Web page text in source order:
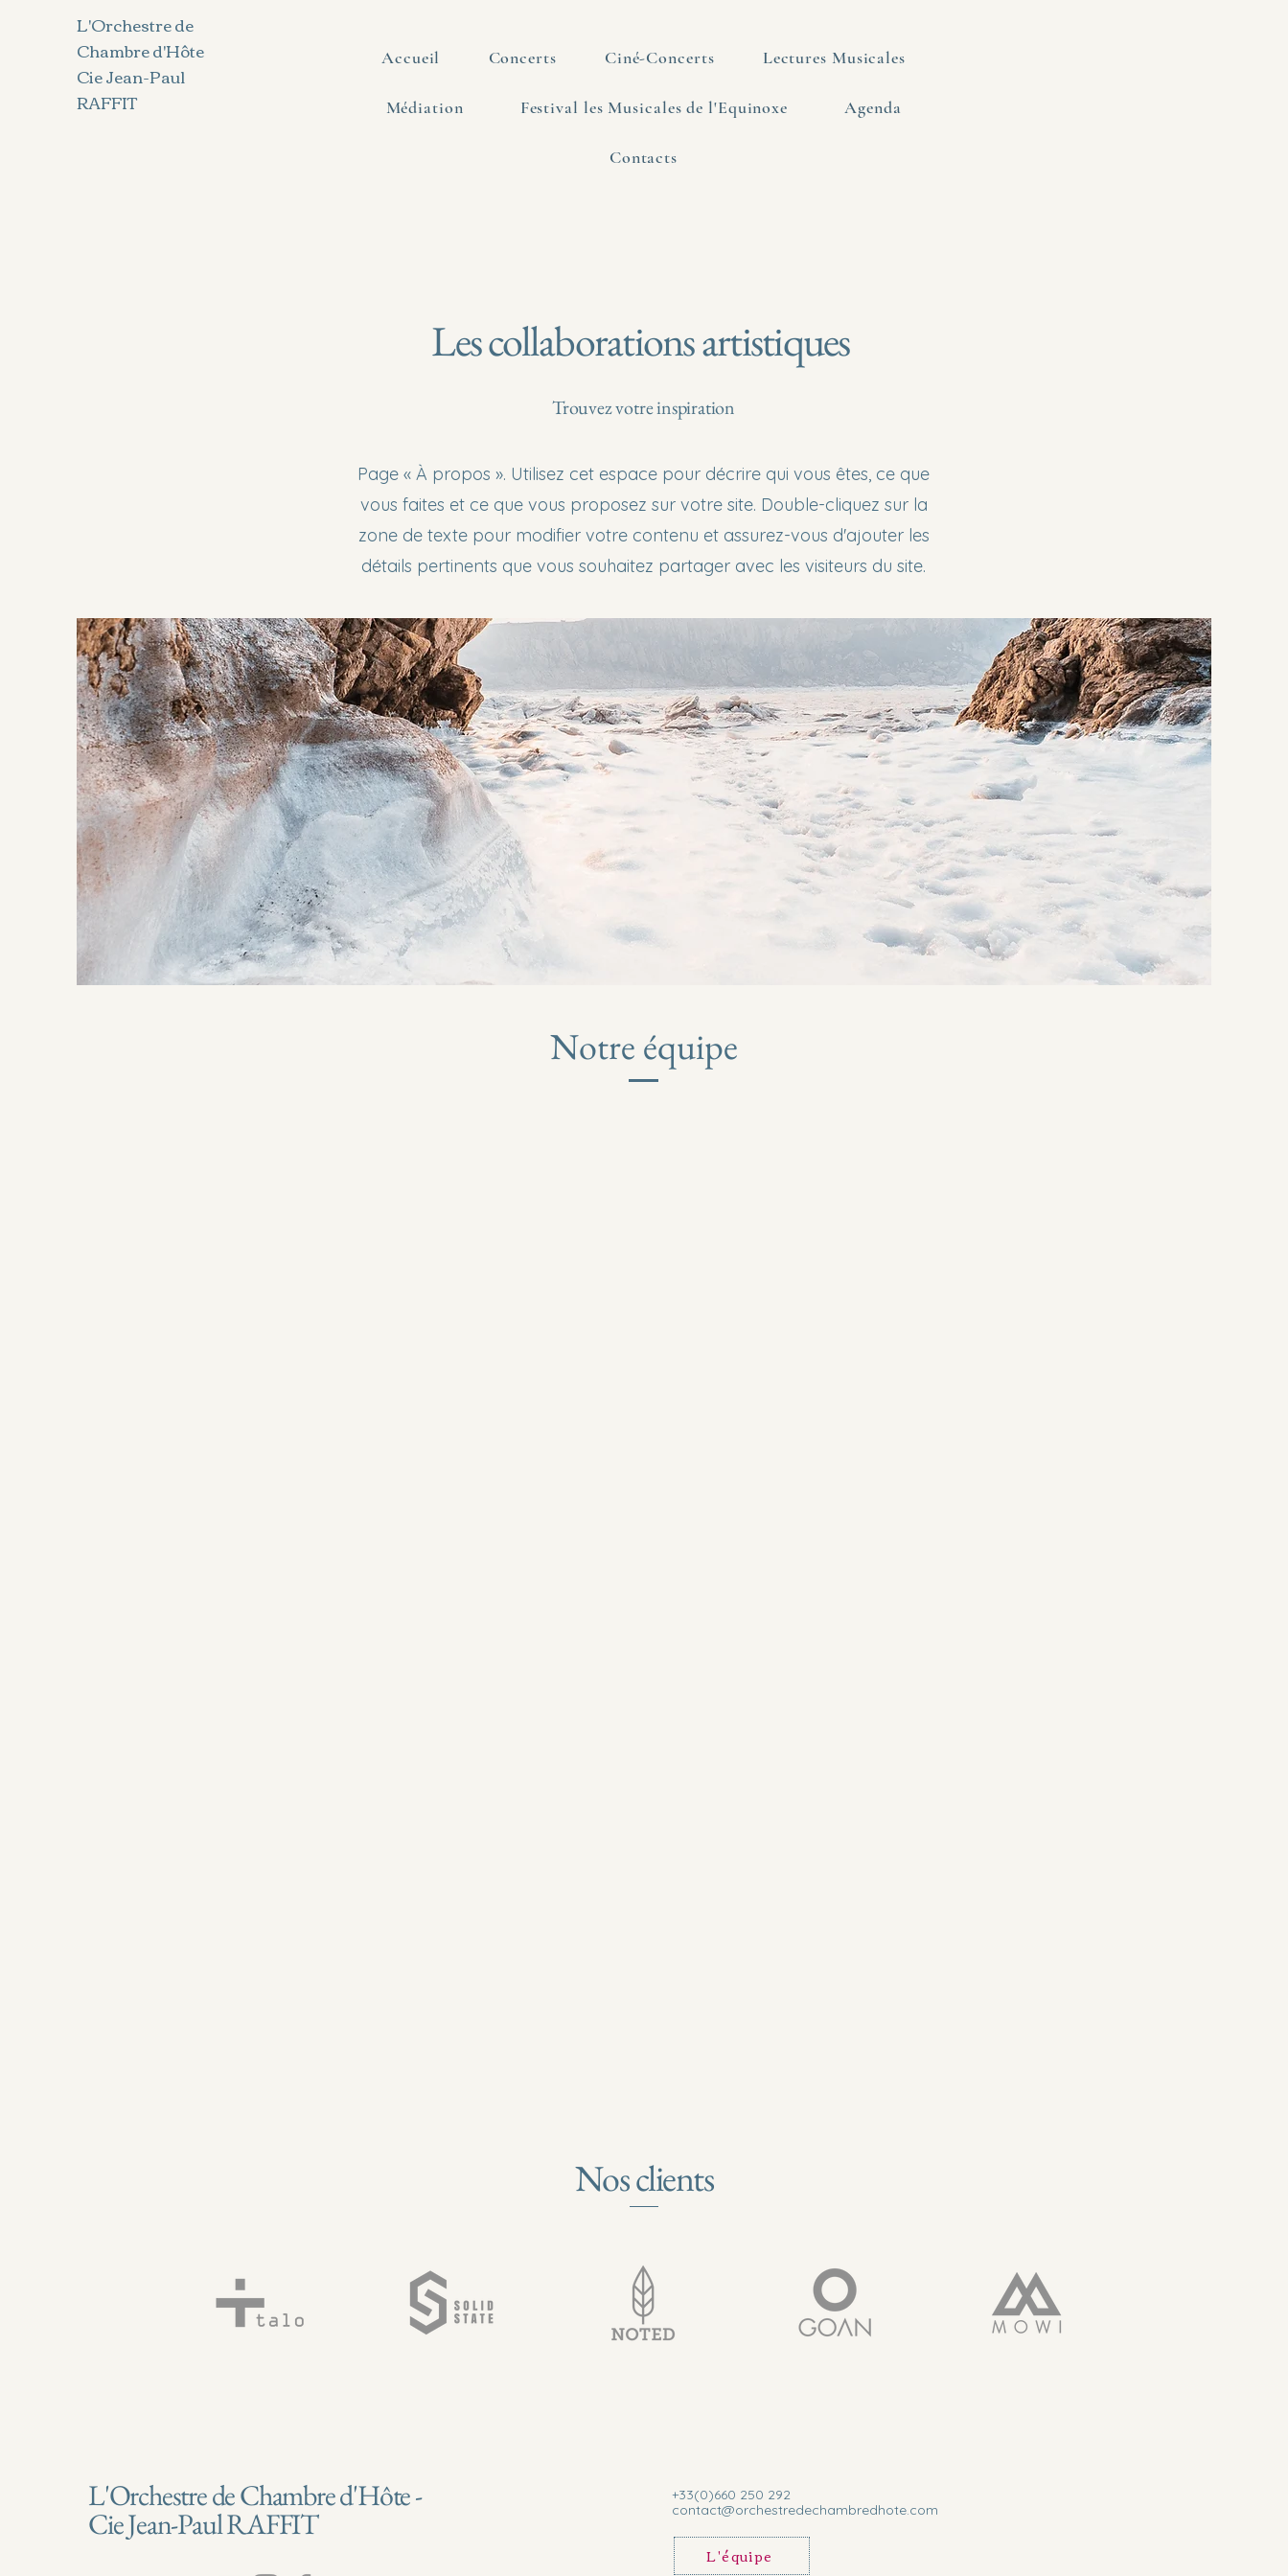
L'Orchestre de
Chambre d'Hôte
Cie Jean-Paul
RAFFIT
Accueil Concerts Ciné-Concerts Lectures Musicales
Médiation Festival les Musicales de l'Equinoxe Agenda
Contacts
Les collaborations artistiques
Trouvez votre inspiration
Page « À propos ». Utilisez cet espace pour décrire qui vous êtes, ce que
vous faites et ce que vous proposez sur votre site. Double-cliquez sur la
zone de texte pour modifier votre contenu et assurez-vous d'ajouter les
détails pertinents que vous souhaitez partager avec les visiteurs du site.
Notre équipe
Nos clients
L'Orchestre de Chambre d'Hôte -
Cie Jean-Paul RAFFIT
+33(0)660 250 292
contact@orchestredechambredhote.com
L'équipe